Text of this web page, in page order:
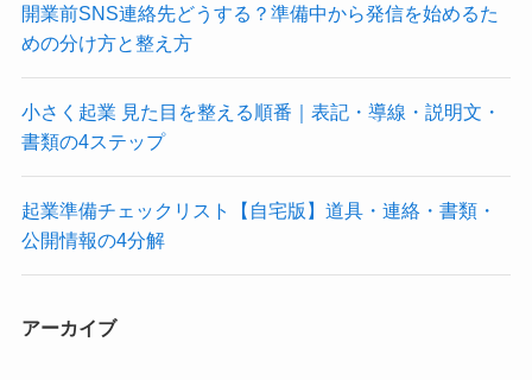
開業前SNS連絡先どうする？準備中から発信を始めるた
めの分け方と整え方
小さく起業 見た目を整える順番｜表記・導線・説明文・
書類の4ステップ
起業準備チェックリスト【自宅版】道具・連絡・書類・
公開情報の4分解
アーカイブ